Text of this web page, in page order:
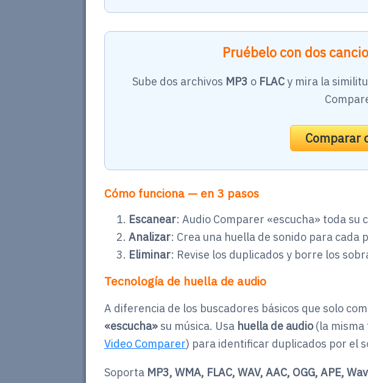
Pruébelo con dos
Sube dos archivos MP3 o FLACy mira la
Comparar
Cómo funciona — en 3 pasos
Escanear: Audio Comparer «escucha» toda su
Analizar: Crea una huella de sonido para cada
Eliminar: Revise los duplicados y borre los
Tecnología de huella de audio
A diferencia de los buscadores básicos que solo
«escucha» su música. Usa huella de audio(la misma
Video Comparer) para identificar duplicados por el
Soporta MP3, WMA, FLAC, WAV, AAC, OGG, APE,